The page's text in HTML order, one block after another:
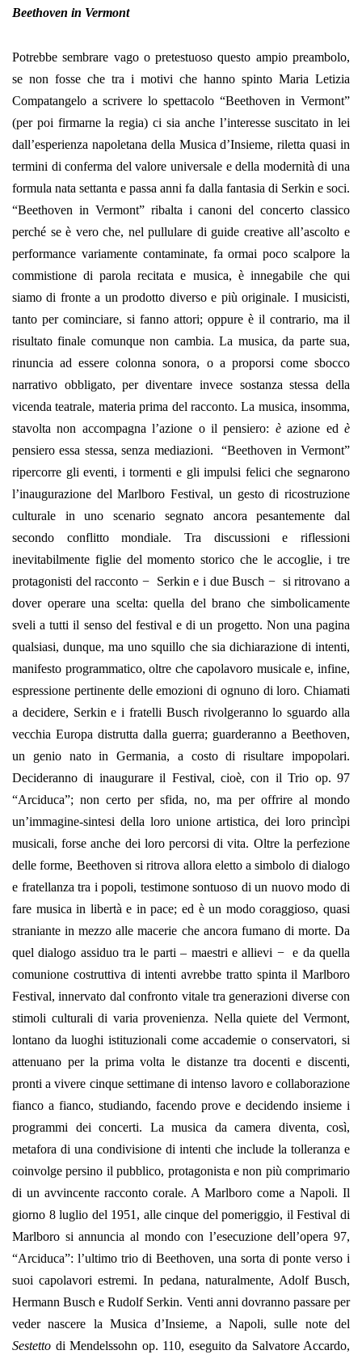
Beethoven in Vermont
Potrebbe sembrare vago o pretestuoso questo ampio preambolo,
se non fosse che tra i motivi che hanno spinto Maria Letizia
Compatangelo a scrivere lo spettacolo “Beethoven in Vermont”
(per poi firmarne la regia) ci sia anche l’interesse suscitato in lei
dall’esperienza napoletana della Musica d’Insieme, riletta quasi in
termini di conferma del valore universale e della modernità di una
formula nata settanta e passa anni fa dalla fantasia di Serkin e soci.
“Beethoven in Vermont” ribalta i canoni del concerto classico
perché se è vero che, nel pullulare di guide creative all’ascolto e
performance variamente contaminate, fa ormai poco scalpore la
commistione di parola recitata e musica, è innegabile che qui
siamo di fronte a un prodotto diverso e più originale. I musicisti,
tanto per cominciare, si fanno attori; oppure è il contrario, ma il
risultato finale comunque non cambia. La musica, da parte sua,
rinuncia ad essere colonna sonora, o a proporsi come sbocco
narrativo obbligato, per diventare invece sostanza stessa della
vicenda teatrale, materia prima del racconto. La musica, insomma,
stavolta non accompagna l’azione o il pensiero: èazione edè
pensiero essa stessa, senza mediazioni. “Beethoven in Vermont”
ripercorre gli eventi, i tormenti e gli impulsi felici che segnarono
l’inaugurazione del Marlboro Festival, un gesto di ricostruzione
culturale in uno scenario segnato ancora pesantemente dal
secondo conflitto mondiale. Tra discussioni e riflessioni
inevitabilmente figlie del momento storico che le accoglie, i tre
protagonisti del racconto − Serkin e i due Busch − si ritrovano a
dover operare una scelta: quella del brano che simbolicamente
sveli a tutti il senso del festival e di un progetto. Non una pagina
qualsiasi, dunque, ma uno squillo che sia dichiarazione di intenti,
manifesto programmatico, oltre che capolavoro musicale e, infine,
espressione pertinente delle emozioni di ognuno di loro. Chiamati
a decidere, Serkin e i fratelli Busch rivolgeranno lo sguardo alla
vecchia Europa distrutta dalla guerra; guarderanno a Beethoven,
un genio nato in Germania, a costo di risultare impopolari.
Decideranno di inaugurare il Festival, cioè, con il Trio op. 97
“Arciduca”; non certo per sfida, no, ma per offrire al mondo
un’immagine-sintesi della loro unione artistica, dei loro princìpi
musicali, forse anche dei loro percorsi di vita. Oltre la perfezione
delle forme, Beethoven si ritrova allora eletto a simbolo di dialogo
e fratellanza tra i popoli, testimone sontuoso di un nuovo modo di
fare musica in libertà e in pace; ed è un modo coraggioso, quasi
straniante in mezzo alle macerie che ancora fumano di morte. Da
quel dialogo assiduo tra le parti – maestri e allievi − e da quella
comunione costruttiva di intenti avrebbe tratto spinta il Marlboro
Festival, innervato dal confronto vitale tra generazioni diverse con
stimoli culturali di varia provenienza. Nella quiete del Vermont,
lontano da luoghi istituzionali come accademie o conservatori, si
attenuano per la prima volta le distanze tra docenti e discenti,
pronti a vivere cinque settimane di intenso lavoro e collaborazione
fianco a fianco, studiando, facendo prove e decidendo insieme i
programmi dei concerti. La musica da camera diventa, così,
metafora di una condivisione di intenti che include la tolleranza e
coinvolge persino il pubblico, protagonista e non più comprimario
di un avvincente racconto corale. A Marlboro come a Napoli. Il
giorno 8 luglio del 1951, alle cinque del pomeriggio, il Festival di
Marlboro si annuncia al mondo con l’esecuzione dell’opera 97,
“Arciduca”: l’ultimo trio di Beethoven, una sorta di ponte verso i
suoi capolavori estremi. In pedana, naturalmente, Adolf Busch,
Hermann Busch e Rudolf Serkin. Venti anni dovranno passare per
veder nascere la Musica d’Insieme, a Napoli, sulle note del
Sestetto di Mendelssohn op. 110, eseguito da Salvatore Accardo,